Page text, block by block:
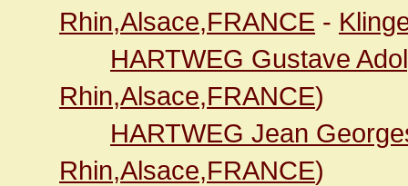
Rhin,Alsace,FRANCE -
HARTWEG Gustave
Rhin,Alsace,FRANCE)
HARTWEG Jean
Rhin,Alsace,FRANCE)